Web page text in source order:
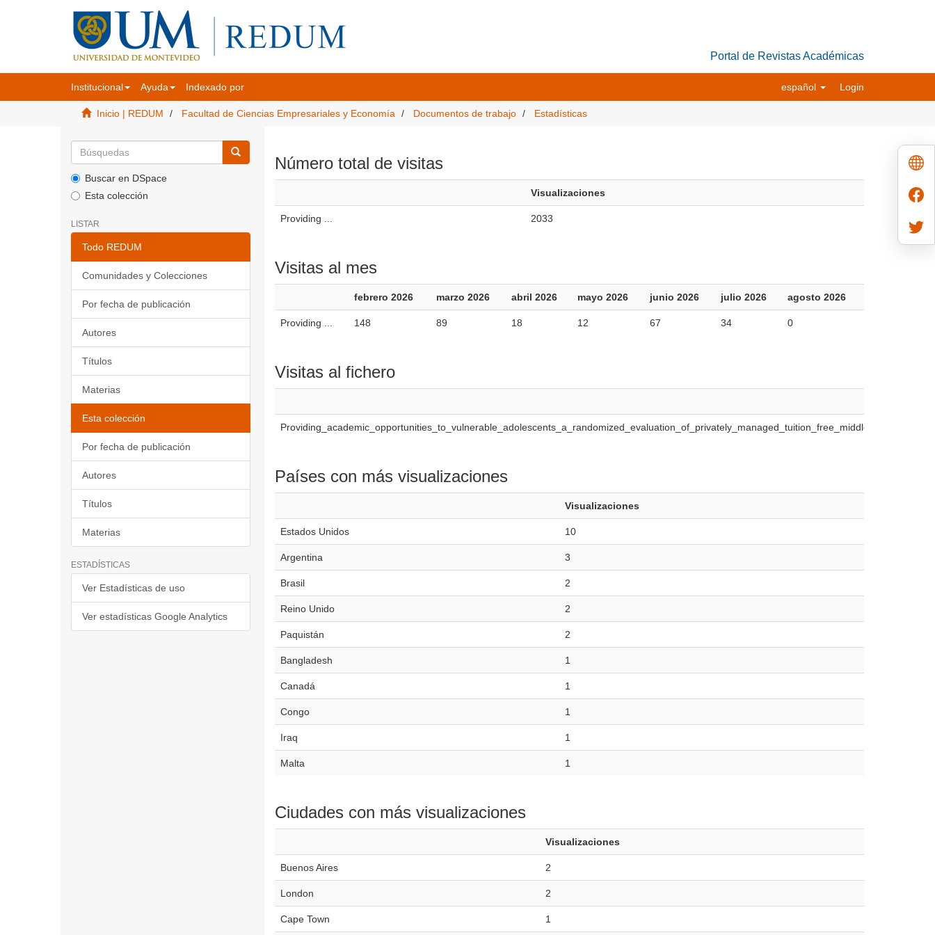
Portal de Revistas Académicas
Institucional Ayuda Indexado por español Login
Inicio | REDUM Facultad de Ciencias Empresariales y Economía Documentos de trabajo Estadísticas
Buscar en DSpace
Esta colección
LISTAR
Todo REDUM
Comunidades y Colecciones
Por fecha de publicación
Autores
Títulos
Materias
Esta colección
Por fecha de publicación
Autores
Títulos
Materias
ESTADÍSTICAS
Ver Estadísticas de uso
Ver estadísticas Google Analytics
Número total de visitas
Visualizaciones
Providing ... 2033
Visitas al mes
febrero 2026 marzo 2026 abril 2026 mayo 2026 junio 2026 julio 2026 agosto 2026
Providing ... 148 89 18 12 67 34 0
Visitas al fichero
Países con más visualizaciones
Visualizaciones
Estados Unidos 10
Argentina 3
Brasil 2
Reino Unido 2
Paquistán 2
Bangladesh 1
Canadá 1
Congo 1
Iraq 1
Malta 1
Ciudades con más visualizaciones
Visualizaciones
Buenos Aires 2
London 2
Cape Town 1